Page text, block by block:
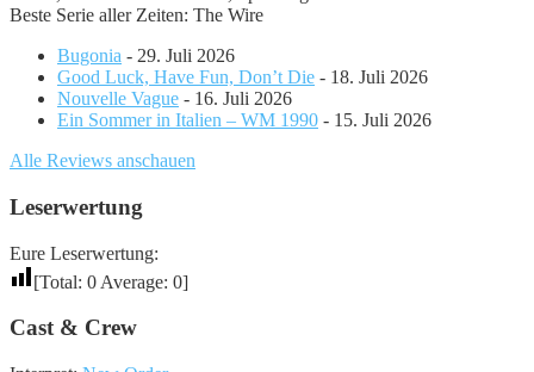
Beste Serie aller Zeiten: The Wire
Bugonia - 29. Juli 2026
Good Luck, Have Fun, Don’t Die - 18. Juli 2026
Nouvelle Vague - 16. Juli 2026
Ein Sommer in Italien – WM 1990 - 15. Juli 2026
Alle Reviews anschauen
Leserwertung
Eure Leserwertung:
[Total: 0 Average: 0]
Cast & Crew